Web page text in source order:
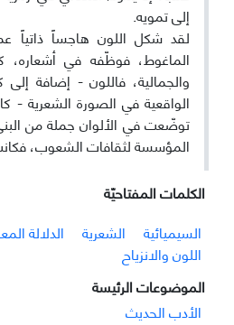
إلى تمويه.
لقد شكل اللون هاجساً ذاتياً
الماغوط، فوظّفه في أشعاره،
والجمالية، فاللون - إضافة
الواقعية في الصورة الشعرية -
توضّعت في الألوان جملة من
المؤسسة لثقافات الشعوب،
الکلمات المفتاحيّة
السيميائية
الشعرية الدلالة
اللون والانزياح
الموضوعات الرئيسة
الأدب الحدیث